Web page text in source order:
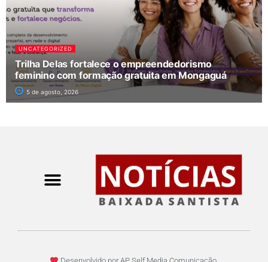
UNCATEGORIZED
Trilha Delas fortalece o empreendedorismo
feminino com formação gratuita em Mongaguá
5 de agosto, 2026